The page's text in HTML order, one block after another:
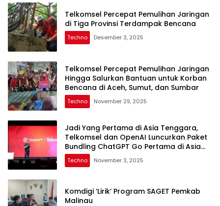
Telkomsel Percepat Pemulihan Jaringan
di Tiga Provinsi Terdampak Bencana
Techno Desember 3, 2025
Telkomsel Percepat Pemulihan Jaringan
Hingga Salurkan Bantuan untuk Korban
Bencana di Aceh, Sumut, dan Sumbar
Techno November 29, 2025
Jadi Yang Pertama di Asia Tenggara,
Telkomsel dan OpenAI Luncurkan Paket
Bundling ChatGPT Go Pertama di Asia
Tenggara
Techno November 3, 2025
Komdigi ‘Lirik’ Program SAGET Pemkab
Malinau